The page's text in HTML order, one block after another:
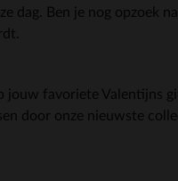
dag. Ben je nog opzoek
jouw favoriete Valentijns
door onze nieuwste